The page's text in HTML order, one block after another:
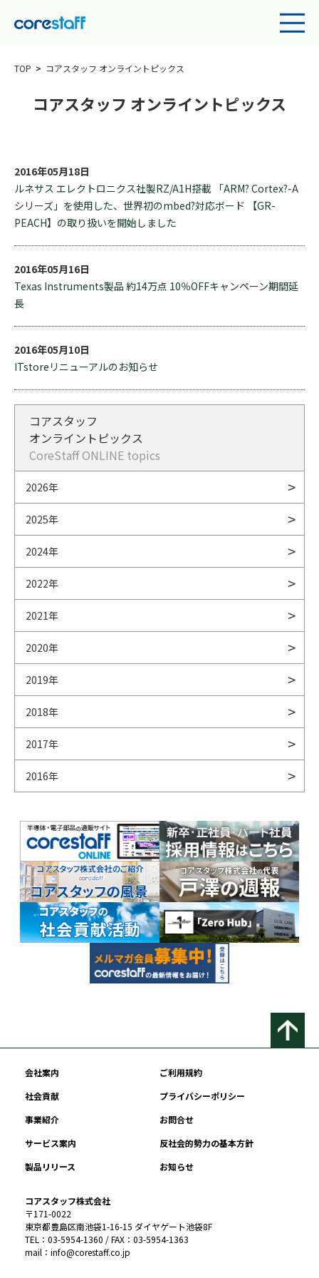
TOP コアスタッフ オンライントピックス
コアスタッフ オンライントピックス
2016年05月18日
ルネサス エレクトロニクス社製RZ/A1H搭載 「ARM? Cortex?-A
シリーズ」を使用した、世界初のmbed?対応ボード 【GR-
PEACH】の取り扱いを開始しました
2016年05月16日
Texas Instruments製品 約14万点 10％OFFキャンペーン期間延
長
2016年05月10日
ITstoreリニューアルのお知らせ
コアスタッフ
オンライントピックス
CoreStaff ONLINE topics
2026年
2025年
2024年
2022年
2021年
2020年
2019年
2018年
2017年
2016年
会社案内
ご利用規約
社会貢献
プライバシーポリシー
事業紹介
お問合せ
サービス案内
反社会的勢力の基本方針
製品リリース
お知らせ
コアスタッフ株式会社
〒171-0022
東京都豊島区南池袋1-16-15 ダイヤゲート池袋8F
TEL：03-5954-1360 / FAX：03-5954-1363
mail：info@corestaff.co.jp